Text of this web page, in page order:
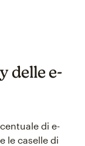
delle e-
di e-
le caselle di